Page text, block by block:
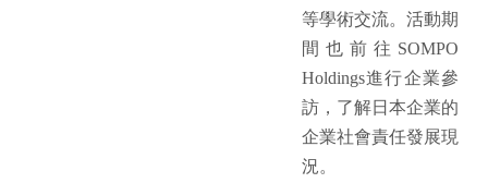
等學術交流。活動期
間也前往SOMPO
Holdings進行企業參
訪，了解日本企業的
企業社會責任發展現
況。